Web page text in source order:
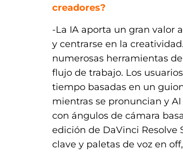
creadores?
-La IA aporta un gran valor
y centrarse en la
numerosas herramientas
flujo de trabajo. Los
tiempo basadas en un
mientras se pronuncian y
con ángulos de cámara
edición de DaVinci
clave y paletas de voz en